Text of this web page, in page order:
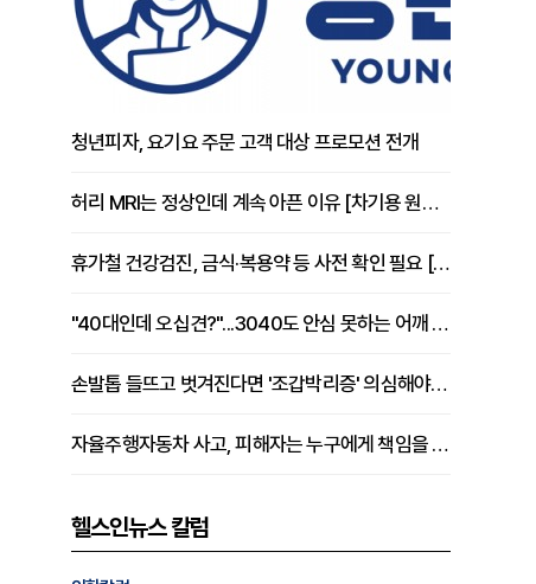
청년피자, 요기요 주문 고객 대상 프로모션 전개
허리 MRI는 정상인데 계속 아픈 이유 [차기용 원장 칼럼]
휴가철 건강검진, 금식·복용약 등 사전 확인 필요 [정도감 원장 칼럼]
"40대인데 오십견?"...3040도 안심 못하는 어깨 유착성 관절낭염
손발톱 들뜨고 벗겨진다면 '조갑박리증' 의심해야 [김철윤 원장 칼럼]
자율주행자동차 사고, 피해자는 누구에게 책임을 물을 수 있을까
헬스인뉴스 칼럼